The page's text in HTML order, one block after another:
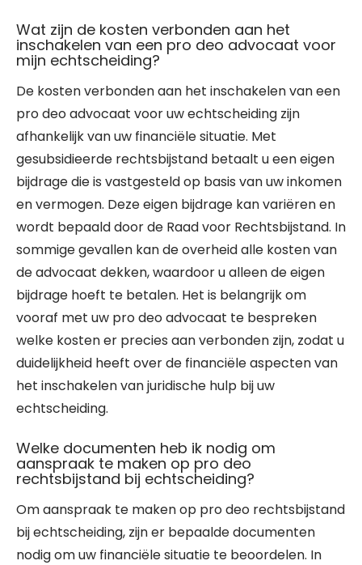
Wat zijn de kosten verbonden aan het
inschakelen van een pro deo advocaat voor
mijn echtscheiding?
De kosten verbonden aan het inschakelen van een
pro deo advocaat voor uw echtscheiding zijn
afhankelijk van uw financiële situatie. Met
gesubsidieerde rechtsbijstand betaalt u een eigen
bijdrage die is vastgesteld op basis van uw inkomen
en vermogen. Deze eigen bijdrage kan variëren en
wordt bepaald door de Raad voor Rechtsbijstand. In
sommige gevallen kan de overheid alle kosten van
de advocaat dekken, waardoor u alleen de eigen
bijdrage hoeft te betalen. Het is belangrijk om
vooraf met uw pro deo advocaat te bespreken
welke kosten er precies aan verbonden zijn, zodat u
duidelijkheid heeft over de financiële aspecten van
het inschakelen van juridische hulp bij uw
echtscheiding.
Welke documenten heb ik nodig om
aanspraak te maken op pro deo
rechtsbijstand bij echtscheiding?
Om aanspraak te maken op pro deo rechtsbijstand
bij echtscheiding, zijn er bepaalde documenten
nodig om uw financiële situatie te beoordelen. In